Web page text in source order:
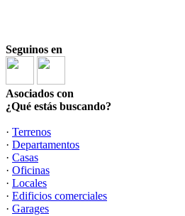
Seguinos en
Asociados con
¿Qué estás buscando?
· Terrenos
· Departamentos
· Casas
· Oficinas
· Locales
· Edificios comerciales
· Garages